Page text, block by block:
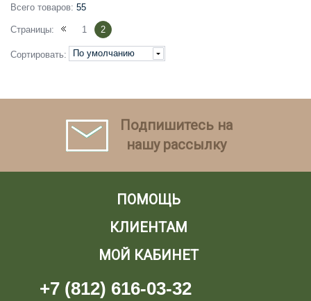
Всего товаров: 55
Страницы: 1 2
Сортировать: По умолчанию
Подпишитесь на
нашу рассылку
ПОМОЩЬ
КЛИЕНТАМ
МОЙ КАБИНЕТ
+7 (812) 616-03-32